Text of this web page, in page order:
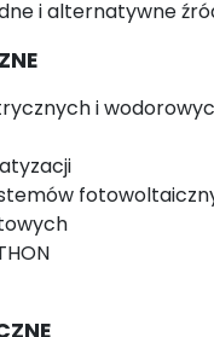
i alternatywne
i